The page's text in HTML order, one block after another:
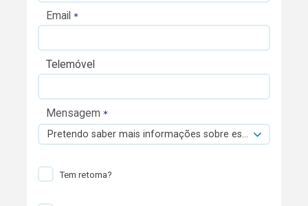
Email
Telemóvel
Mensagem
Pretendo saber mais informações sobre esta viatura.
Tem retoma?